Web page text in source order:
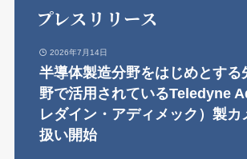
プレスリリース
2026年7月14日
半導体製造分野をはじめとする
野で活用されているTeledyne
レダイン・アディメック）製カ
扱い開始